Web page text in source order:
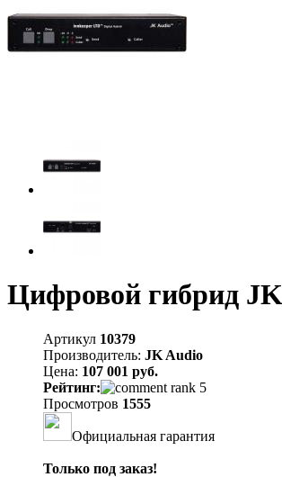
Цифровой гибрид
Артикул 10379
Производитель: JK Audio
Цена: 107 001 руб.
Рейтинг:
Просмотров 1555
Официальная гарантия
Только под заказ!